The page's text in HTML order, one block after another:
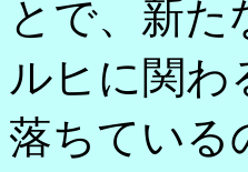
とで、新
ルヒに関わ
落ちている